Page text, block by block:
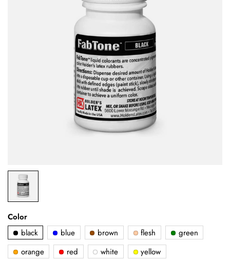
Color
black
blue brown flesh
green
orange
red white
yellow